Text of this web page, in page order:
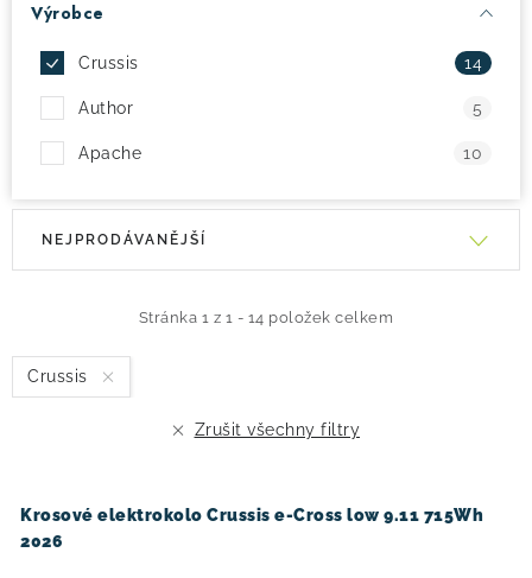
Výrobce
Crussis 14
Author 5
Apache 10
V
s
p
u
k
Stránka 1 z 1 - 14 položek celkem
Ř
n
í
d
u
NEJPRODÁVANĚJŠÍ
Crussis
Zrušit všechny filtry
Krosové elektrokolo Crussis e-Cross low 9.11 715Wh
2026